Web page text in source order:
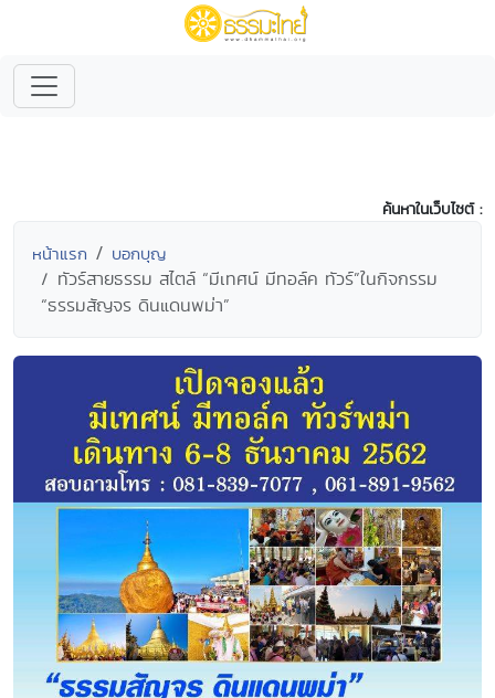
ค้นหาในเว็บไซต์ :
หน้าแรก บอกบุญ
ทัวร์สายธรรม สไตล์ “มีเทศน์ มีทอล์ค ทัวร์”ในกิจกรรม
“ธรรมสัญจร ดินแดนพม่า”